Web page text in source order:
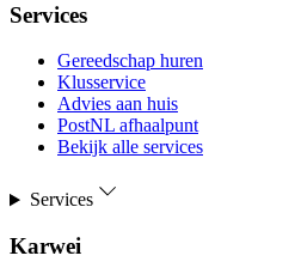
Services
Gereedschap huren
Klusservice
Advies aan huis
PostNL afhaalpunt
Bekijk alle services
Services
Karwei